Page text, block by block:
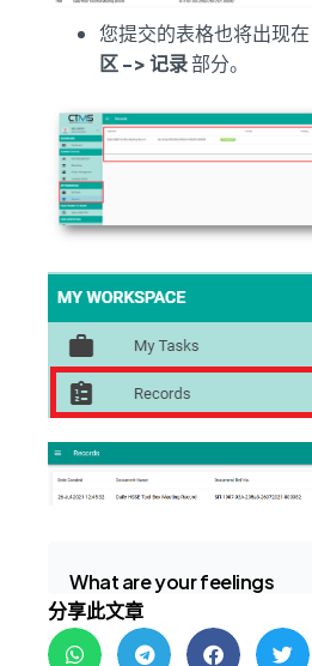
您提交的表格也将出现在
区 -> 记录部分。
What are your feelings
分享此文章